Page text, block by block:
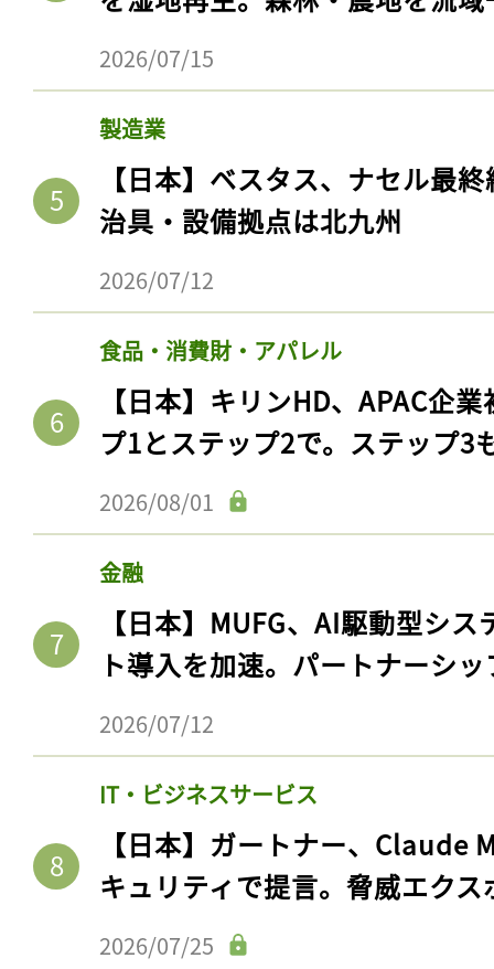
2026/07/15
製造業
【日本】ベスタス、ナセル最
治具・設備拠点は北九州
2026/07/12
食品・消費財・アパレル
【日本】キリンHD、APAC企
プ1とステップ2で。ステップ3
2026/08/01
金融
【日本】MUFG、AI駆動型シ
ト導入を加速。パートナーシ
2026/07/12
IT・ビジネスサービス
【日本】ガートナー、Claude
キュリティで提言。脅威エク
2026/07/25